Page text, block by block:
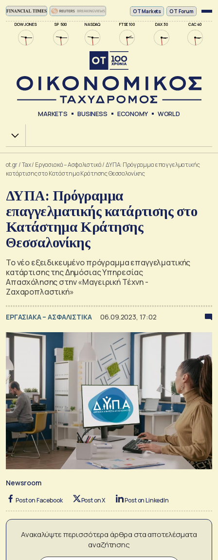
DOW JONES SP 500 NASDAQ FTSE 100 DAX 30 CAC 40
ΟΤ Markets OT Forum
MARKETS BUSINESS ECONOMY WORLD
Χ.Α.
ot.gr/Tax/ Εργασιακά – Ασφαλιστικά/ΔΥΠΑ: Πρόγραμμα επαγγελματικής
κατάρτισης στο Κατάστημα Κράτησης Θεσσαλονίκης
ΔΥΠΑ: Πρόγραμμα
επαγγελματικής κατάρτισης στο
Κατάστημα Κράτησης
Θεσσαλονίκης
Το νέο εξειδικευμένο πρόγραμμα επαγγελματικής
κατάρτισης της Δημόσιας Υπηρεσίας
Απασχόλησης στην «Μαγειρική Τέχνη -
Ζαχαροπλαστική»
ΕΡΓΑΣΙΑΚΑ – ΑΣΦΑΛΙΣΤΙΚΑ 06.09.2023, 17:02
Newsroom
Post on Facebook Post on X Post on LinkedIn
Ανακαλύψτε περισσότερα άρθρα στα αποτελέσματα
αναζήτησης